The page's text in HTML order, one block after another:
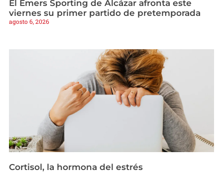
El Emers Sporting de Alcázar afronta este
viernes su primer partido de pretemporada
agosto 6, 2026
Cortisol, la hormona del estrés